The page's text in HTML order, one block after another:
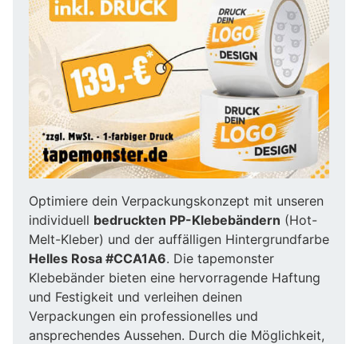
Optimiere dein Verpackungskonzept mit unseren
individuell bedruckten PP-Klebebändern (Hot-
Melt-Kleber) und der auffälligen Hintergrundfarbe
Helles Rosa #CCA1A6. Die tapemonster
Klebebänder bieten eine hervorragende Haftung
und Festigkeit und verleihen deinen
Verpackungen ein professionelles und
ansprechendes Aussehen. Durch die Möglichkeit,